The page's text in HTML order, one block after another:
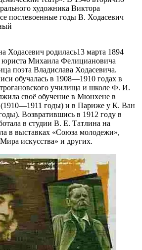
художника Виктора
послевоенные годы В. Ходасевич
Ходасевич родилась13 марта 1894
юриста Михаила Фелициановича
поэта Владислава Ходасевича.
обучалась в 1908—1910 годах в
училища и школе Ф. И.
своё обучение в Мюнхене в
(1910―1911 годы) и в Париже у К. Ван
Возвратившись в 1912 году в
в студии В. Е. Татлина на
в выставках «Союза молодежи»,
искусства» и других.